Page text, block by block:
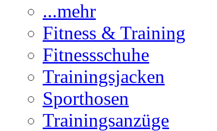
...mehr
Fitness & Training
Fitnessschuhe
Trainingsjacken
Sporthosen
Trainingsanzüge